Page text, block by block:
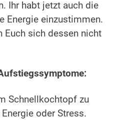
Ihr habt jetzt auch die
Energie einzustimmen.
Euch sich dessen nicht
Schnellkochtopf zu
oder Stress.